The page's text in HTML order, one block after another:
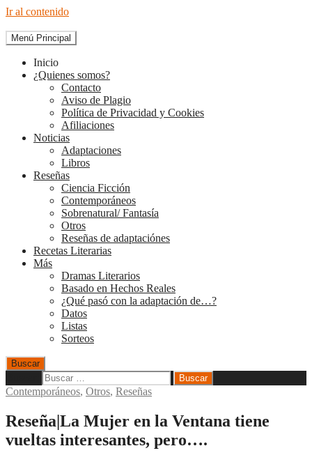
Ir al contenido
The Diary of Books
Menú Principal
Inicio
¿Quienes somos?
Contacto
Aviso de Plagio
Política de Privacidad y Cookies
Afiliaciones
Noticias
Adaptaciones
Libros
Reseñas
Ciencia Ficción
Contemporáneos
Sobrenatural/ Fantasía
Otros
Reseñas de adaptaciónes
Recetas Literarias
Más
Dramas Literarios
Basado en Hechos Reales
¿Qué pasó con la adaptación de…?
Datos
Listas
Sorteos
Buscar
Contemporáneos, Otros, Reseñas
Reseña|La Mujer en la Ventana tiene
vueltas interesantes, pero….